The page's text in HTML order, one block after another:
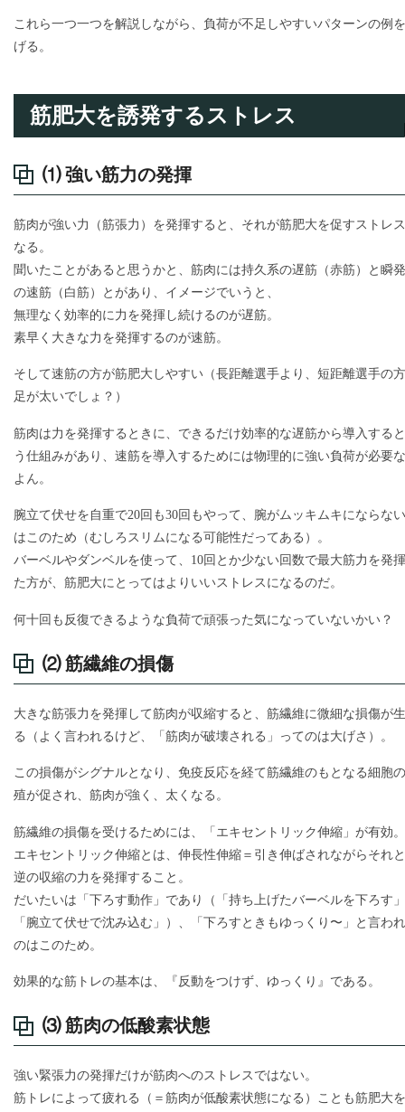
これら一つ一つを解説しながら、負荷が不足しやすいパターンの例
げる。
筋肥大を誘発するストレス
⑴ 強い筋力の発揮
筋肉が強い力（筋張力）を発揮すると、それが筋肥大を促すストレ
なる。
聞いたことがあると思うかと、筋肉には持久系の遅筋（赤筋）と瞬
の速筋（白筋）とがあり、イメージでいうと、
無理なく効率的に力を発揮し続けるのが遅筋。
素早く大きな力を発揮するのが速筋。
そして速筋の方が筋肥大しやすい（長距離選手より、短距離選手の
足が太いでしょ？）
筋肉は力を発揮するときに、できるだけ効率的な遅筋から導入する
う仕組みがあり、速筋を導入するためには物理的に強い負荷が必要
よん。
腕立て伏せを自重で20回も30回もやって、腕がムッキムキにならな
はこのため（むしろスリムになる可能性だってある）。
バーベルやダンベルを使って、10回とか少ない回数で最大筋力を発
た方が、筋肥大にとってはよりいいストレスになるのだ。
何十回も反復できるような負荷で頑張った気になっていないかい？
⑵ 筋繊維の損傷
大きな筋張力を発揮して筋肉が収縮すると、筋繊維に微細な損傷が
る（よく言われるけど、「筋肉が破壊される」ってのは大げさ）。
この損傷がシグナルとなり、免疫反応を経て筋繊維のもとなる細胞
殖が促され、筋肉が強く、太くなる。
筋繊維の損傷を受けるためには、「エキセントリック伸縮」が有効。
エキセントリック伸縮とは、伸長性伸縮＝引き伸ばされながらそれ
逆の収縮の力を発揮すること。
だいたいは「下ろす動作」であり（「持ち上げたバーベルを下ろす」
「腕立て伏せで沈み込む」）、「下ろすときもゆっくり〜」と言わ
のはこのため。
効果的な筋トレの基本は、『反動をつけず、ゆっくり』である。
⑶ 筋肉の低酸素状態
強い緊張力の発揮だけが筋肉へのストレスではない。
筋トレによって疲れる（＝筋肉が低酸素状態になる）ことも筋肥大